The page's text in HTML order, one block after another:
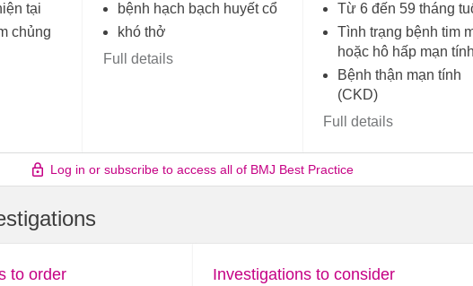
tại
chủng
bệnh hạch bạch huyết cổ
khó thở
Full details
Từ 6 đến 59 tháng
Tình trạng bệnh tim
hoặc hô hấp mạn tính
Bệnh thận mạn tính
(CKD)
Full details
Log in or subscribe to access all of BMJ Best Practice
to order Investigations to consider